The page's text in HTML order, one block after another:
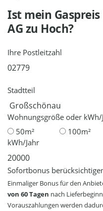
Ist mein Gaspreis
AGzu Hoch?
Ihre Postleitzahl
Stadtteil
Wohnungsgröße oder kWh/
50m²
100m²
kWh/Jahr
Sofortbonus
Einmaliger Bonus für den
von 60 Tagen nach
Vorauszahlungen werden